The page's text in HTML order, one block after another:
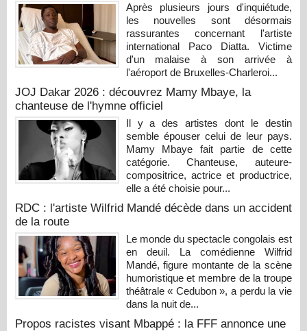
Après plusieurs jours d'inquiétude,
les nouvelles sont désormais
rassurantes concernant l'artiste
international Paco Diatta. Victime
d'un malaise à son arrivée à
l'aéroport de Bruxelles-Charleroi...
JOJ Dakar 2026 : découvrez Mamy Mbaye, la
chanteuse de l'hymne officiel
Il y a des artistes dont le destin
semble épouser celui de leur pays.
Mamy Mbaye fait partie de cette
catégorie. Chanteuse, auteure-
compositrice, actrice et productrice,
elle a été choisie pour...
RDC : l'artiste Wilfrid Mandé décède dans un accident
de la route
Le monde du spectacle congolais est
en deuil. La comédienne Wilfrid
Mandé, figure montante de la scène
humoristique et membre de la troupe
théâtrale « Cedubon », a perdu la vie
dans la nuit de...
Propos racistes visant Mbappé : la FFF annonce une